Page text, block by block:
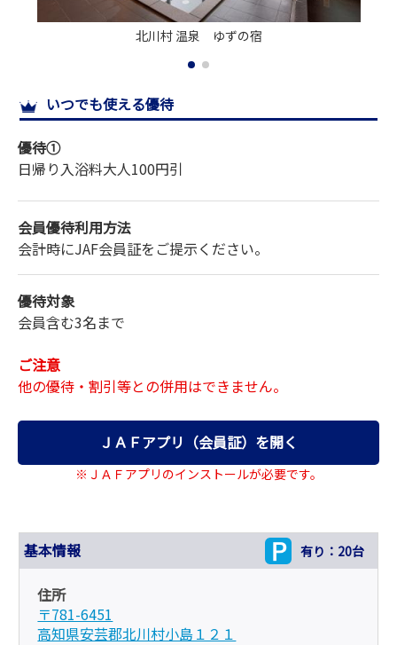
会員優待のご利用方法
サイトマップ
北川村 温泉　ゆずの宿
いつでも使える優待
優待①
日帰り入浴料大人100円引
会員優待利用方法
会計時にJAF会員証をご提示ください。
優待対象
会員含む3名まで
ご注意
他の優待・割引等との併用はできません。
ＪＡＦアプリ（会員証）を開く
※ＪＡＦアプリのインストールが必要です。
基本情報 有り：20台
住所
〒781-6451
高知県安芸郡北川村小島１２１